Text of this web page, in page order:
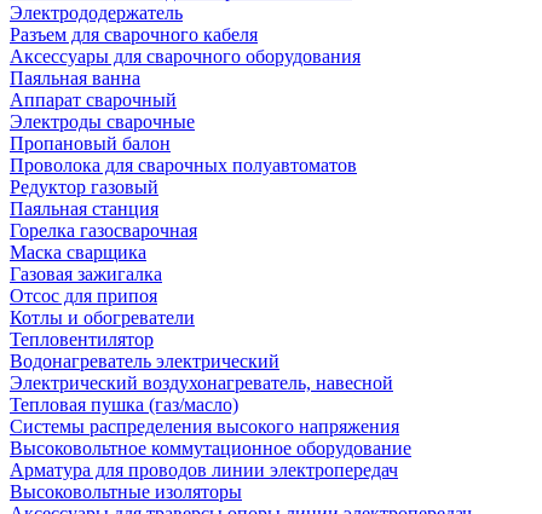
Электрододержатель
Разъем для сварочного кабеля
Аксессуары для сварочного оборудования
Паяльная ванна
Аппарат сварочный
Электроды сварочные
Пропановый балон
Проволока для сварочных полуавтоматов
Редуктор газовый
Паяльная станция
Горелка газосварочная
Маска сварщика
Газовая зажигалка
Отсос для припоя
Котлы и обогреватели
Тепловентилятор
Водонагреватель электрический
Электрический воздухонагреватель, навесной
Тепловая пушка (газ/масло)
Системы распределения высокого напряжения
Высоковольтное коммутационное оборудование
Арматура для проводов линии электропередач
Высоковольтные изоляторы